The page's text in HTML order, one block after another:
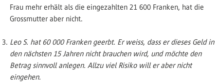
Frau mehr erhält als die eingezahlten 21 600 Franken, hat die
Grossmutter aber nicht.
Leo S. hat 60 000 Franken geerbt. Er weiss, dass er dieses Geld in
den nächsten 15 Jahren nicht brauchen wird, und möchte den
Betrag sinnvoll anlegen. Allzu viel Risiko will er aber nicht
eingehen.